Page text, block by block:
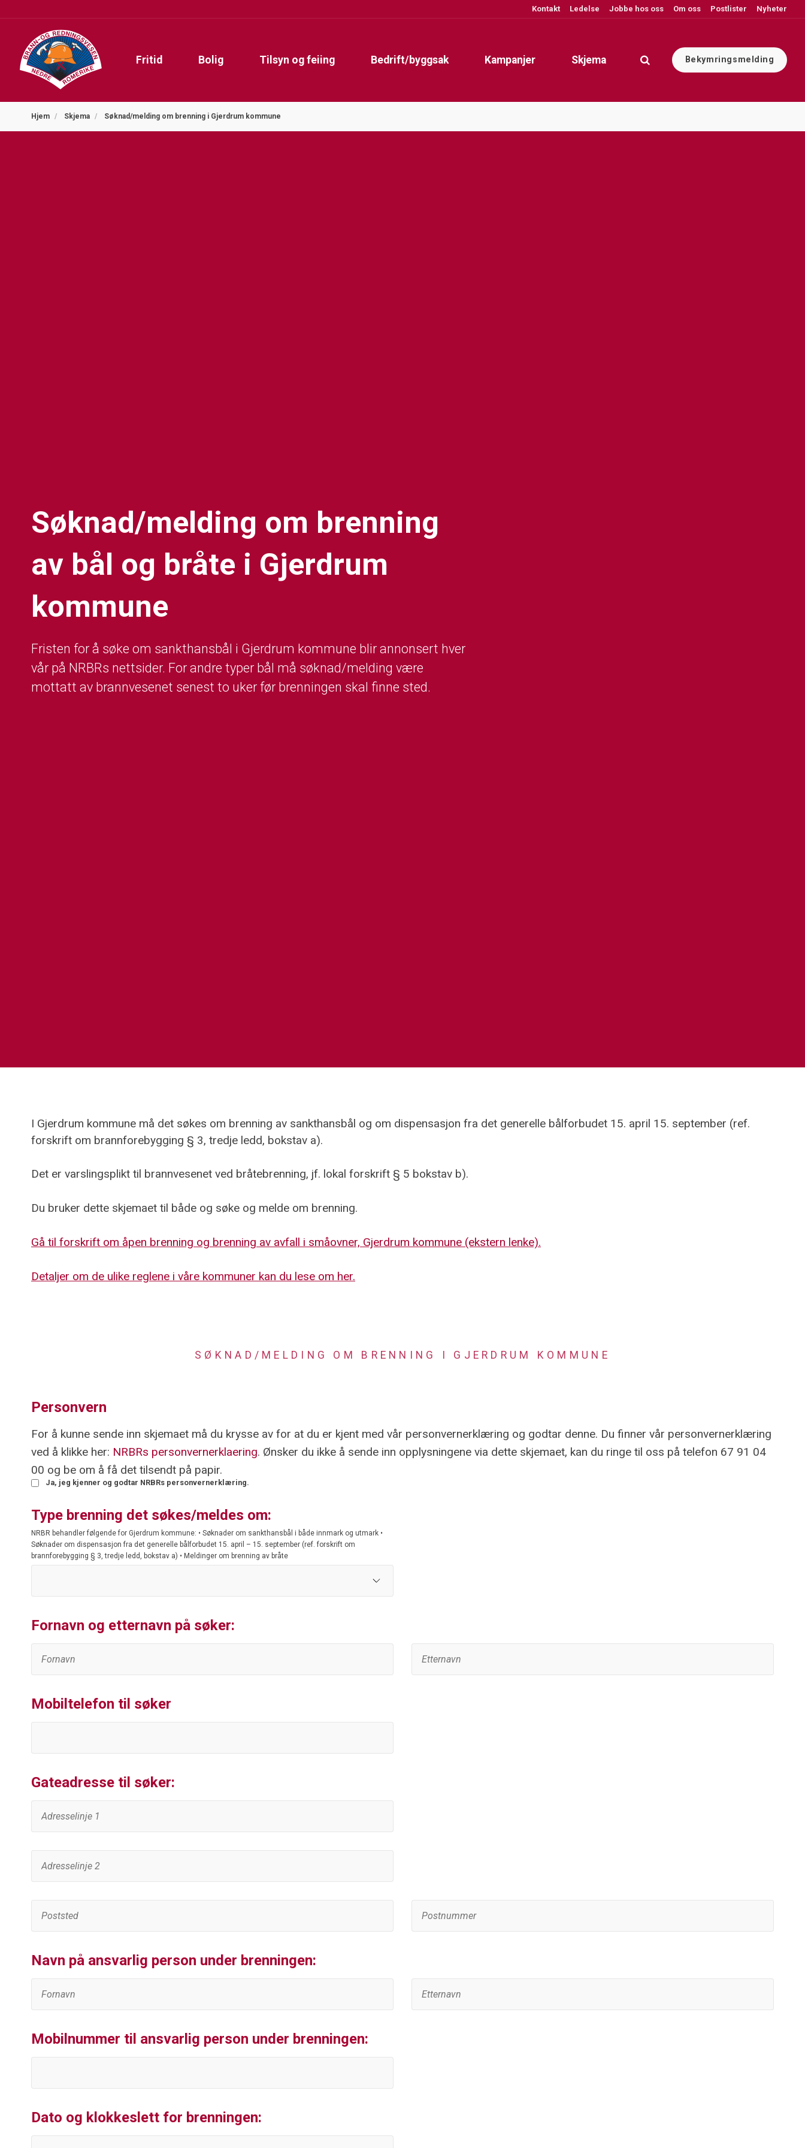
Kontakt Ledelse Jobbe hos oss Om oss Postlister Nyheter
Fritid Bolig Tilsyn og feiing Bedrift/byggsak Kampanjer Skjema Bekymringsmelding
Hjem Skjema Søknad/melding om brenning i Gjerdrum kommune
Søknad/melding om brenning
av bål og bråte i Gjerdrum
kommune
Fristen for å søke om sankthansbål i Gjerdrum kommune blir annonsert hver
vår på NRBRs nettsider. For andre typer bål må søknad/melding være
mottatt av brannvesenet senest to uker før brenningen skal finne sted.
I Gjerdrum kommune må det søkes om brenning av sankthansbål og om dispensasjon fra det generelle bålforbudet 15. april 15. september (ref.
forskrift om brannforebygging § 3, tredje ledd, bokstav a).
Det er varslingsplikt til brannvesenet ved bråtebrenning, jf. lokal forskrift § 5 bokstav b).
Du bruker dette skjemaet til både og søke og melde om brenning.
Gå til forskrift om åpen brenning og brenning av avfall i småovner, Gjerdrum kommune (ekstern lenke).
Detaljer om de ulike reglene i våre kommuner kan du lese om her.
SØKNAD/MELDING OM BRENNING I GJERDRUM KOMMUNE
Personvern
For å kunne sende inn skjemaet må du krysse av for at du er kjent med vår personvernerklæring og godtar denne. Du finner vår personvernerklæring
ved å klikke her: NRBRs personvernerklaering. Ønsker du ikke å sende inn opplysningene via dette skjemaet, kan du ringe til oss på telefon 67 91 04
00 og be om å få det tilsendt på papir.
Ja, jeg kjenner og godtar NRBRs personvernerklæring.
Type brenning det søkes/meldes om:
NRBR behandler følgende for Gjerdrum kommune: • Søknader om sankthansbål i både innmark og utmark •
Søknader om dispensasjon fra det generelle bålforbudet 15. april – 15. september (ref. forskrift om
brannforebygging § 3, tredje ledd, bokstav a) • Meldinger om brenning av bråte
Fornavn og etternavn på søker:
Mobiltelefon til søker
Gateadresse til søker:
Navn på ansvarlig person under brenningen:
Mobilnummer til ansvarlig person under brenningen:
Dato og klokkeslett for brenningen: